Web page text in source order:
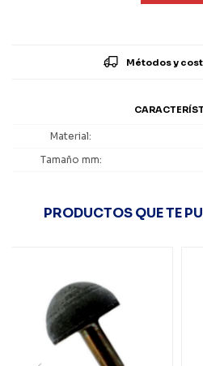
Métodos y
Material
Tamaño mm
PRODUCTOS QUE TE